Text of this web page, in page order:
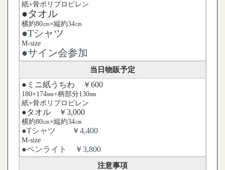
紙+骨ポリプロビレン
●タオル
横約80㎝×縦約34㎝
●Tシャツ
M-size
●サイン会参加
当日物販予定
●ミニ紙うちわ ￥600
180×174㎜+柄部分130㎜
紙+骨ポリプロビレン
●タオル ￥3,000
横約80㎝×縦約34㎝
●Tシャツ ￥4,400
M-size
●ペンライト ￥3,800
注意事項